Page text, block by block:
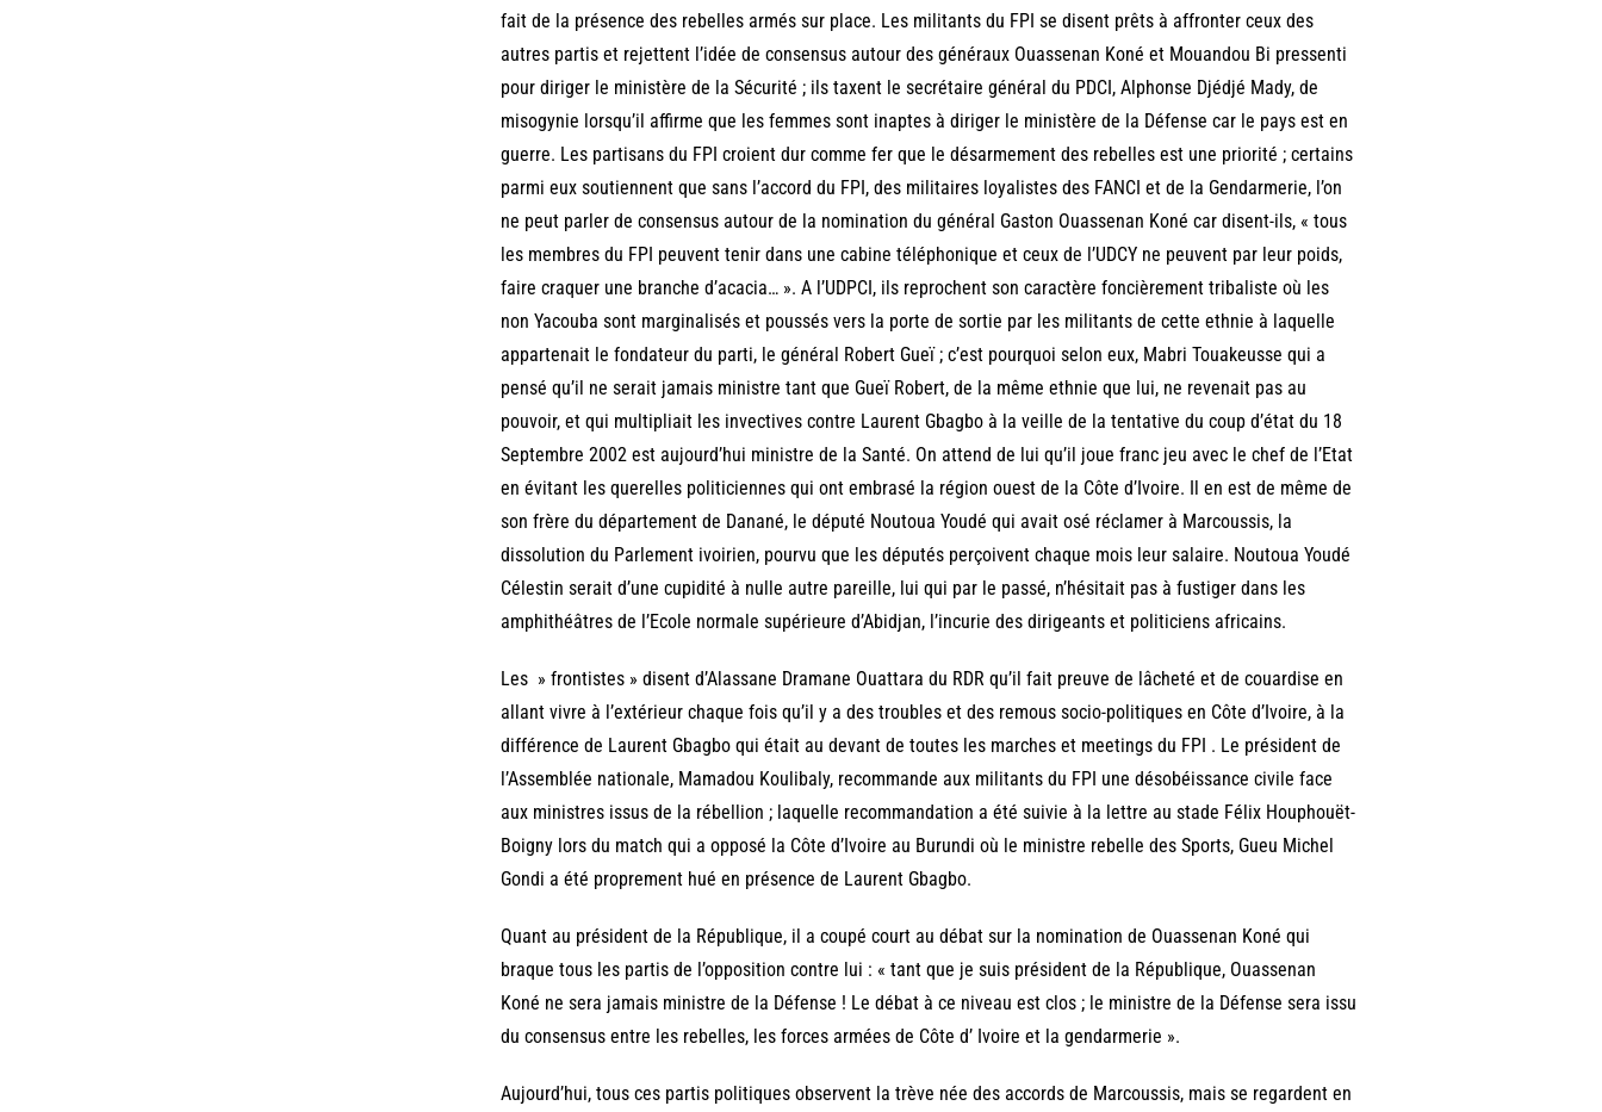
fait de la présence des rebelles armés sur place. Les militants du FPI se disent prêts à affronter ceux des
autres partis et rejettent l’idée de consensus autour des généraux Ouassenan Koné et Mouandou Bi pressenti
pour diriger le ministère de la Sécurité ; ils taxent le secrétaire général du PDCI, Alphonse Djédjé Mady, de
misogynie lorsqu’il affirme que les femmes sont inaptes à diriger le ministère de la Défense car le pays est en
guerre. Les partisans du FPI croient dur comme fer que le désarmement des rebelles est une priorité ; certains
parmi eux soutiennent que sans l’accord du FPI, des militaires loyalistes des FANCI et de la Gendarmerie, l’on
ne peut parler de consensus autour de la nomination du général Gaston Ouassenan Koné car disent-ils, « tous
les membres du FPI peuvent tenir dans une cabine téléphonique et ceux de l’UDCY ne peuvent par leur poids,
faire craquer une branche d’acacia… ». A l’UDPCI, ils reprochent son caractère foncièrement tribaliste où les
non Yacouba sont marginalisés et poussés vers la porte de sortie par les militants de cette ethnie à laquelle
appartenait le fondateur du parti, le général Robert Gueï ; c’est pourquoi selon eux, Mabri Touakeusse qui a
pensé qu’il ne serait jamais ministre tant que Gueï Robert, de la même ethnie que lui, ne revenait pas au
pouvoir, et qui multipliait les invectives contre Laurent Gbagbo à la veille de la tentative du coup d’état du 18
Septembre 2002 est aujourd’hui ministre de la Santé. On attend de lui qu’il joue franc jeu avec le chef de l’Etat
en évitant les querelles politiciennes qui ont embrasé la région ouest de la Côte d’Ivoire. Il en est de même de
son frère du département de Danané, le député Noutoua Youdé qui avait osé réclamer à Marcoussis, la
dissolution du Parlement ivoirien, pourvu que les députés perçoivent chaque mois leur salaire. Noutoua Youdé
Célestin serait d’une cupidité à nulle autre pareille, lui qui par le passé, n’hésitait pas à fustiger dans les
amphithéâtres de l’Ecole normale supérieure d’Abidjan, l’incurie des dirigeants et politiciens africains.
Les » frontistes » disent d’Alassane Dramane Ouattara du RDR qu’il fait preuve de lâcheté et de couardise en
allant vivre à l’extérieur chaque fois qu’il y a des troubles et des remous socio-politiques en Côte d’Ivoire, à la
différence de Laurent Gbagbo qui était au devant de toutes les marches et meetings du FPI . Le président de
l’Assemblée nationale, Mamadou Koulibaly, recommande aux militants du FPI une désobéissance civile face
aux ministres issus de la rébellion ; laquelle recommandation a été suivie à la lettre au stade Félix Houphouët-
Boigny lors du match qui a opposé la Côte d’Ivoire au Burundi où le ministre rebelle des Sports, Gueu Michel
Gondi a été proprement hué en présence de Laurent Gbagbo.
Quant au président de la République, il a coupé court au débat sur la nomination de Ouassenan Koné qui
braque tous les partis de l’opposition contre lui : « tant que je suis président de la République, Ouassenan
Koné ne sera jamais ministre de la Défense ! Le débat à ce niveau est clos ; le ministre de la Défense sera issu
du consensus entre les rebelles, les forces armées de Côte d’ Ivoire et la gendarmerie ».
Aujourd’hui, tous ces partis politiques observent la trève née des accords de Marcoussis, mais se regardent en